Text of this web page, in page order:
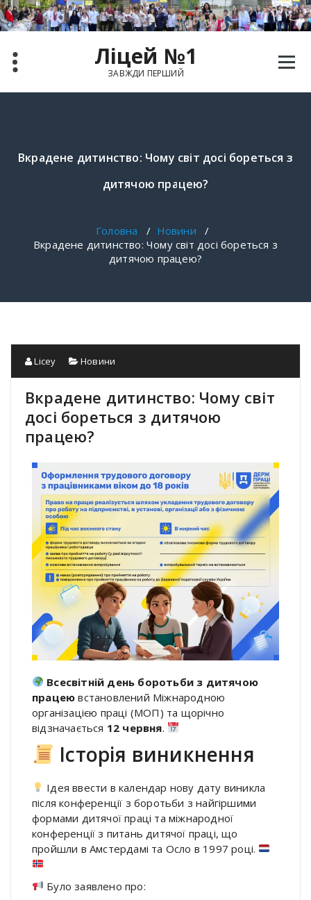
Ліцей №1
ЗАВЖДИ ПЕРШИЙ
Вкрадене дитинство: Чому світ досі бореться з
дитячою працею?
Головна / Новини /
Вкрадене дитинство: Чому світ досі бореться з
дитячою працею?
Licey Новини
Вкрадене дитинство: Чому світ
досі бореться з дитячою
працею?
Всесвітній день боротьби з дитячою
працею встановлений Міжнародною
організацією праці (МОП) та щорічно
відзначається 12 червня.
Історія виникнення
Ідея ввести в календар нову дату виникла
після конференції з боротьби з найгіршими
формами дитячої праці та міжнародної
конференції з питань дитячої праці, що
пройшли в Амстердамі та Осло в 1997 році.
Було заявлено про: